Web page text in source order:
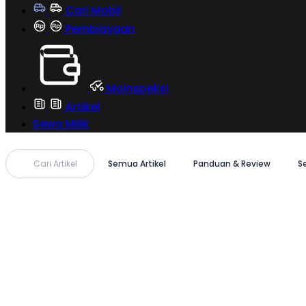
Cari Mobil
Pembiayaan
MoInspeksi
Artikel
Sewa Milik
Cari Artikel Semua Artikel Panduan & Review